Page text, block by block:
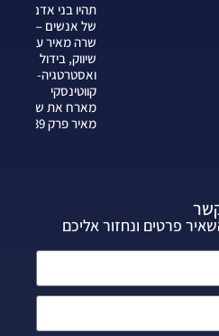
תהיו בני אדם
של אנשים —
שרה מאיר על
שיווק, בידול
ואסטרטגיה-צחי
קווטינסקי
מארח את שרה
מאיר פרק 339
פרטים ונחזור אליכם